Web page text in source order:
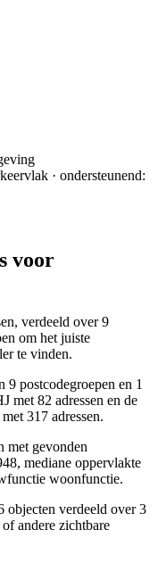
· ondersteunend:
voor
verdeeld over 9
om het juiste
te vinden.
postcodegroepen en 1
met 82 adressen en de
317 adressen.
met gevonden
mediane oppervlakte
woonfunctie.
objecten verdeeld over 3
andere zichtbare